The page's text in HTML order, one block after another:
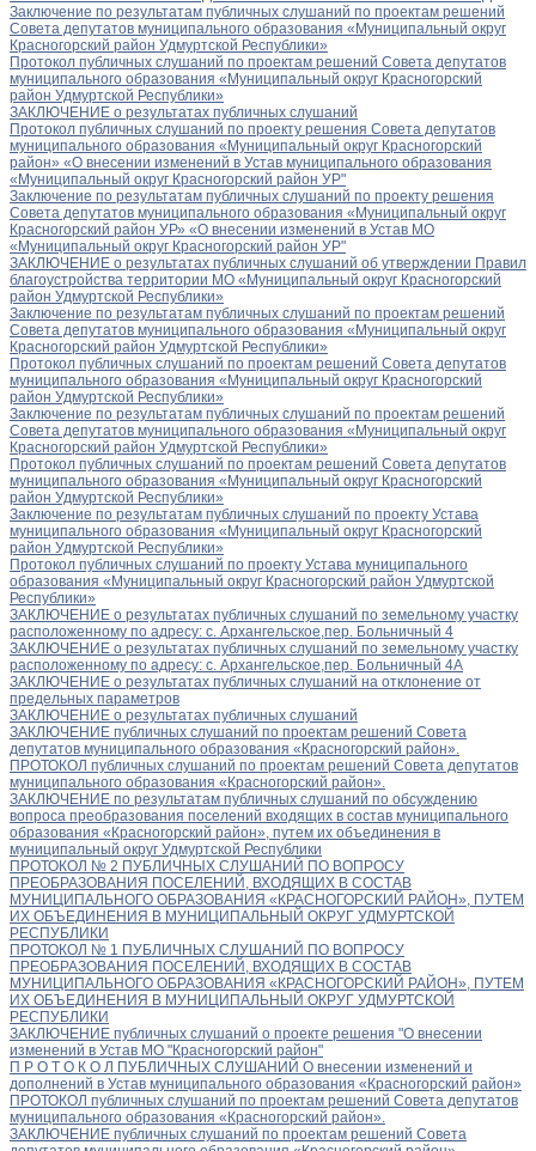
Заключение по результатам публичных слушаний по проектам решений
Совета депутатов муниципального образования «Муниципальный округ
Красногорский район Удмуртской Республики»
Протокол публичных слушаний по проектам решений Совета депутатов
муниципального образования «Муниципальный округ Красногорский
район Удмуртской Республики»
ЗАКЛЮЧЕНИЕ о результатах публичных слушаний
Протокол публичных слушаний по проекту решения Совета депутатов
муниципального образования «Муниципальный округ Красногорский
район» «О внесении изменений в Устав муниципального образования
«Муниципальный округ Красногорский район УР"
Заключение по результатам публичных слушаний по проекту решения
Совета депутатов муниципального образования «Муниципальный округ
Красногорский район УР» «О внесении изменений в Устав МО
«Муниципальный округ Красногорский район УР"
ЗАКЛЮЧЕНИЕ о результатах публичных слушаний об утверждении Правил
благоустройства территории МО «Муниципальный округ Красногорский
район Удмуртской Республики»
Заключение по результатам публичных слушаний по проектам решений
Совета депутатов муниципального образования «Муниципальный округ
Красногорский район Удмуртской Республики»
Протокол публичных слушаний по проектам решений Совета депутатов
муниципального образования «Муниципальный округ Красногорский
район Удмуртской Республики»
Заключение по результатам публичных слушаний по проектам решений
Совета депутатов муниципального образования «Муниципальный округ
Красногорский район Удмуртской Республики»
Протокол публичных слушаний по проектам решений Совета депутатов
муниципального образования «Муниципальный округ Красногорский
район Удмуртской Республики»
Заключение по результатам публичных слушаний по проекту Устава
муниципального образования «Муниципальный округ Красногорский
район Удмуртской Республики»
Протокол публичных слушаний по проекту Устава муниципального
образования «Муниципальный округ Красногорский район Удмуртской
Республики»
ЗАКЛЮЧЕНИЕ о результатах публичных слушаний по земельному участку
расположенному по адресу: с. Архангельское,пер. Больничный 4
ЗАКЛЮЧЕНИЕ о результатах публичных слушаний по земельному участку
расположенному по адресу: с. Архангельское,пер. Больничный 4А
ЗАКЛЮЧЕНИЕ о результатах публичных слушаний на отклонение от
предельных параметров
ЗАКЛЮЧЕНИЕ о результатах публичных слушаний
ЗАКЛЮЧЕНИЕ публичных слушаний по проектам решений Совета
депутатов муниципального образования «Красногорский район».
ПРОТОКОЛ публичных слушаний по проектам решений Совета депутатов
муниципального образования «Красногорский район».
ЗАКЛЮЧЕНИЕ по результатам публичных слушаний по обсуждению
вопроса преобразования поселений входящих в состав муниципального
образования «Красногорский район», путем их объединения в
муниципальный округ Удмуртской Республики
ПРОТОКОЛ № 2 ПУБЛИЧНЫХ СЛУШАНИЙ ПО ВОПРОСУ
ПРЕОБРАЗОВАНИЯ ПОСЕЛЕНИЙ, ВХОДЯЩИХ В СОСТАВ
МУНИЦИПАЛЬНОГО ОБРАЗОВАНИЯ «КРАСНОГОРСКИЙ РАЙОН», ПУТЕМ
ИХ ОБЪЕДИНЕНИЯ В МУНИЦИПАЛЬНЫЙ ОКРУГ УДМУРТСКОЙ
РЕСПУБЛИКИ
ПРОТОКОЛ № 1 ПУБЛИЧНЫХ СЛУШАНИЙ ПО ВОПРОСУ
ПРЕОБРАЗОВАНИЯ ПОСЕЛЕНИЙ, ВХОДЯЩИХ В СОСТАВ
МУНИЦИПАЛЬНОГО ОБРАЗОВАНИЯ «КРАСНОГОРСКИЙ РАЙОН», ПУТЕМ
ИХ ОБЪЕДИНЕНИЯ В МУНИЦИПАЛЬНЫЙ ОКРУГ УДМУРТСКОЙ
РЕСПУБЛИКИ
ЗАКЛЮЧЕНИЕ публичных слушаний о проекте решения "О внесении
изменений в Устав МО "Красногорский район"
П Р О Т О К О Л ПУБЛИЧНЫХ СЛУШАНИЙ О внесении изменений и
дополнений в Устав муниципального образования «Красногорский район»
ПРОТОКОЛ публичных слушаний по проектам решений Совета депутатов
муниципального образования «Красногорский район».
ЗАКЛЮЧЕНИЕ публичных слушаний по проектам решений Совета